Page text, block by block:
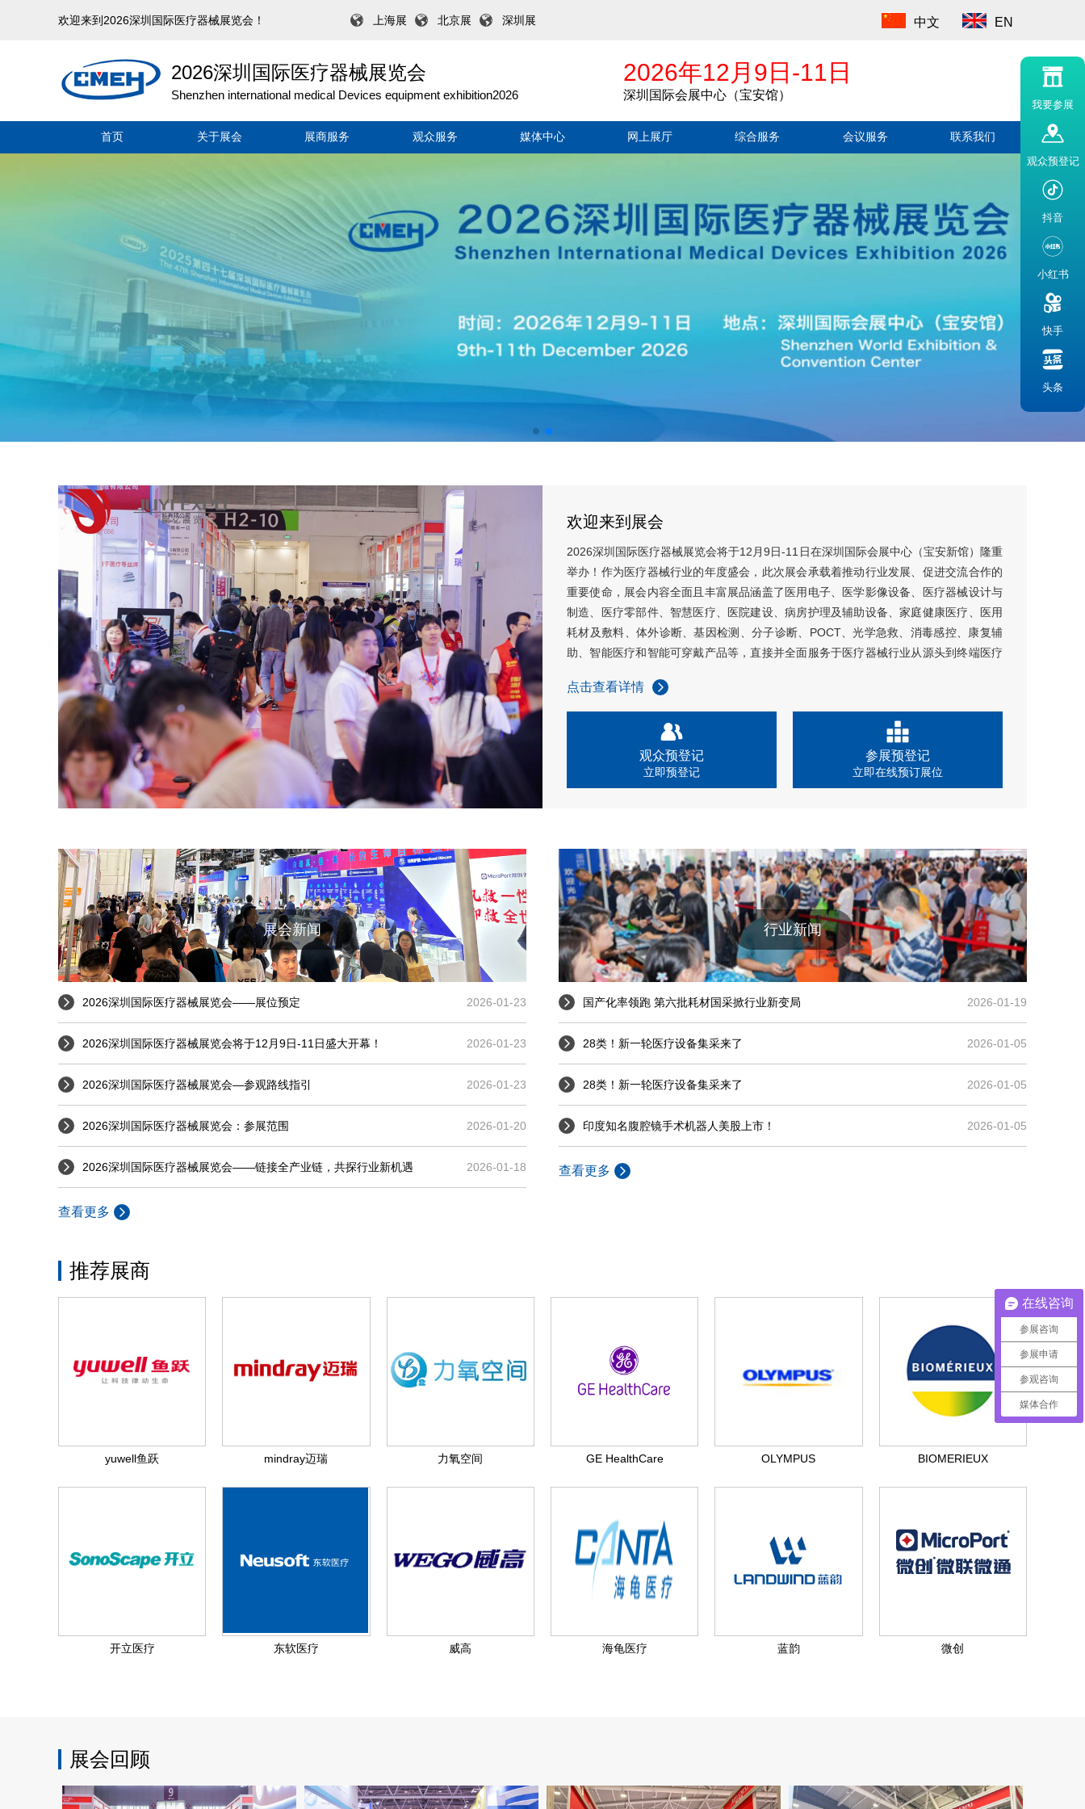
欢迎来到2026深圳国际医疗器械展览会！ 上海展 北京展 深圳展 中文 EN
2026深圳国际医疗器械展览会
Shenzhen international medical Devices equipment exhibition2026
2026年12月9日-11日
深圳国际会展中心（宝安馆）
首页 关于展会 展商服务 观众服务 媒体中心 网上展厅 综合服务 会议服务 联系我们
欢迎来到展会
2026深圳国际医疗器械展览会将于12月9日-11日在深圳国际会展中心（宝安新馆）隆重
举办！作为医疗器械行业的年度盛会，此次展会承载着推动行业发展、促进交流合作的
重要使命，展会内容全面且丰富展品涵盖了医用电子、医学影像设备、医疗器械设计与
制造、医疗零部件、智慧医疗、医院建设、病房护理及辅助设备、家庭健康医疗、医用
耗材及敷料、体外诊断、基因检测、分子诊断、POCT、光学急救、消毒感控、康复辅
助、智能医疗和智能可穿戴产品等，直接并全面服务于医疗器械行业从源头到终端医疗
点击查看详情
观众预登记
立即预登记
参展预登记
立即在线预订展位
展会新闻
2026深圳国际医疗器械展览会——展位预定 2026-01-23
2026深圳国际医疗器械展览会将于12月9日-11日盛大开幕！ 2026-01-23
2026深圳国际医疗器械展览会—参观路线指引 2026-01-23
2026深圳国际医疗器械展览会：参展范围 2026-01-20
2026深圳国际医疗器械展览会——链接全产业链，共探行业新机遇 2026-01-18
查看更多
行业新闻
国产化率领跑 第六批耗材国采掀行业新变局 2026-01-19
28类！新一轮医疗设备集采来了 2026-01-05
28类！新一轮医疗设备集采来了 2026-01-05
印度知名腹腔镜手术机器人美股上市！ 2026-01-05
查看更多
推荐展商
yuwell鱼跃 mindray迈瑞 力氧空间 GE HealthCare OLYMPUS BIOMERIEUX
开立医疗 东软医疗 威高 海龟医疗 蓝韵 微创
展会回顾
我要参展
观众预登记
抖音
小红书
快手
头条
在线咨询
参展咨询
参展申请
参观咨询
媒体合作